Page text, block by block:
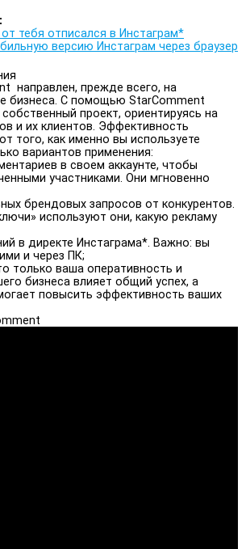
от тебя отписался в Инстаграм*
версию Инстаграм через браузер
направлен, прежде всего, на
бизнеса. С помощью StarComment
проект, ориентируясь на
и их клиентов. Эффективность
того, как именно вы используете
вариантов применения:
в своем аккаунте, чтобы
участниками. Они мгновенно
брендовых запросов от конкурентов.
используют они, какую рекламу
в директе Инстаграма*. Важно: вы
и через ПК;
только ваша оперативность и
бизнеса влияет общий успех, а
повысить эффективность ваших